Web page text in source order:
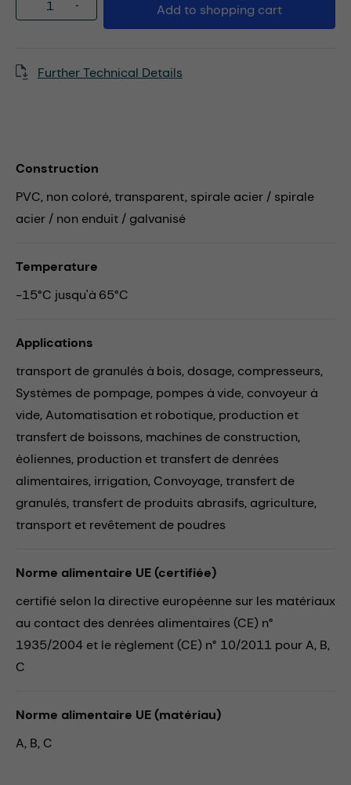
Add to shopping cart
Further Technical Details
Construction
PVC, non coloré, transparent, spirale acier / spirale
acier / non enduit / galvanisé
Temperature
-15°C jusqu'à 65°C
Applications
transport de granulés à bois, dosage, compresseurs,
Systèmes de pompage, pompes à vide, convoyeur à
vide,Automatisation et robotique, production et
transfert de boissons, machines de construction,
éoliennes, production et transfert de denrées
alimentaires, irrigation, Convoyage,transfert de
granulés,transfert de produits abrasifs, agriculture,
transport et revêtement de poudres
Norme alimentaire UE (certifiée)
certifié selon la directive européenne sur les matériaux
au contact des denrées alimentaires (CE) n°
1935/2004 et le règlement (CE) n° 10/2011 pour A, B,
C
Norme alimentaire UE (matériau)
A, B, C